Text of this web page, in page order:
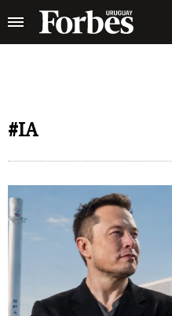
#IA